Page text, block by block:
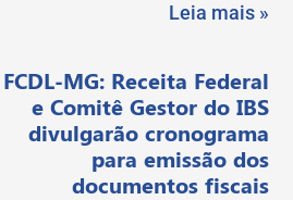
Leia mais »
FCDL-MG: Receita Federal
e Comitê Gestor do IBS
divulgarão cronograma
para emissão dos
documentos fiscais